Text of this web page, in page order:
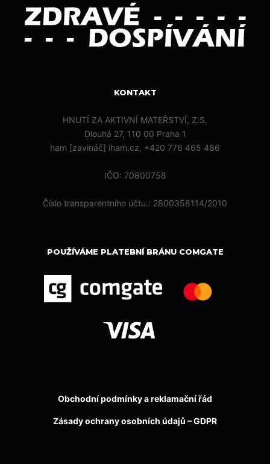
KONTAKT
HNUTÍ ZA AKTIVNÍ MATEŘSTVÍ, Z.S.
Dlouhá 27, 110 00 Praha 1
ham [zavináč] iham.cz, +420 776 465 486
IČO: 70800758
Číslo transparentního účtu.: 2800358114/2010
POUŽÍVÁME PLATEBNÍ BRÁNU COMGATE
Obchodní podmínky a reklamační řád
Zásady ochrany osobních údajů – GDPR